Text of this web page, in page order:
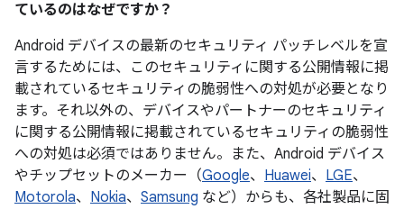
ているのはなぜですか？
Android デバイスの最新のセキュリティ パッチレベルを宣
言するためには、このセキュリティに関する公開情報に掲
載されているセキュリティの脆弱性への対処が必要となり
ます。それ以外の、デバイスやパートナーのセキュリティ
に関する公開情報に掲載されているセキュリティの脆弱性
への対処は必須ではありません。また、Android デバイス
やチップセットのメーカー（Google、 Huawei、 LGE、
Motorola、 Nokia、 Samsung など）からも、各社製品に固